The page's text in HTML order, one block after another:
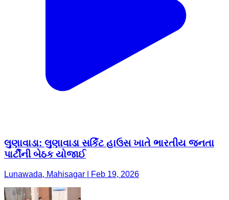
લુણાવાડા: લુણાવાડા સર્કિટ હાઉસ ખાતે ભારતીય જનતા
પાર્ટીની બેઠક યોજાઈ
Lunawada, Mahisagar | Feb 19, 2026